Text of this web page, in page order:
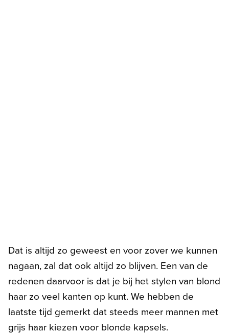
Dat is altijd zo geweest en voor zover we kunnen
nagaan, zal dat ook altijd zo blijven. Een van de
redenen daarvoor is dat je bij het stylen van blond
haar zo veel kanten op kunt. We hebben de
laatste tijd gemerkt dat steeds meer mannen met
grijs haar kiezen voor blonde kapsels.